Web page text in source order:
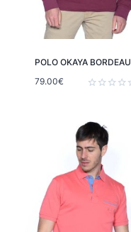
POLO OKAYA BORDEAU
5
79.00€